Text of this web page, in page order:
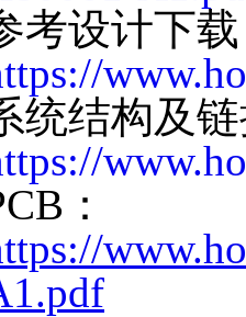
考设计下
统结构及
：